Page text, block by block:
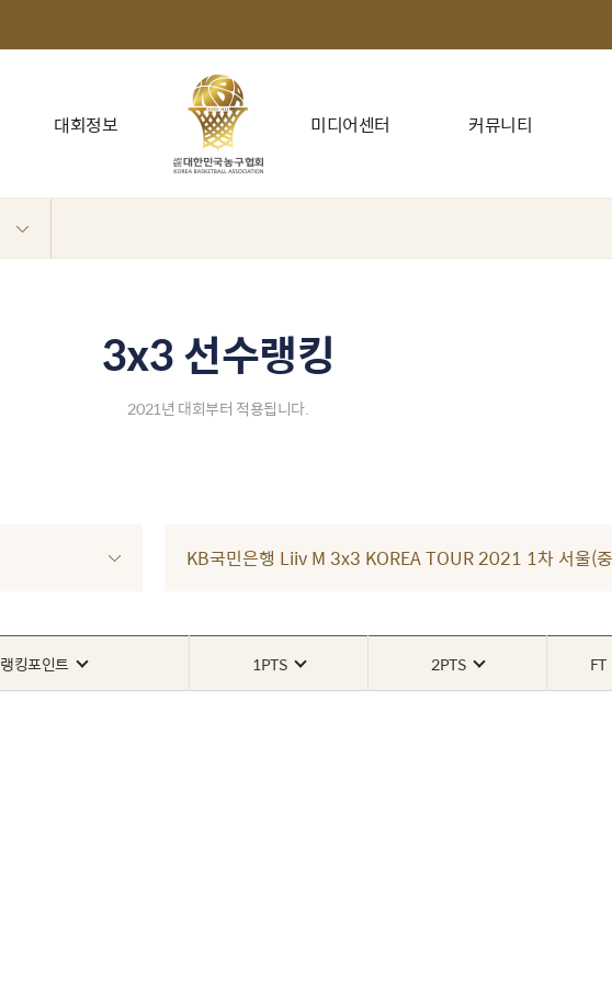
대회정보 미디어센터 커뮤니티
3x3 선수랭킹
2021년 대회부터 적용됩니다.
KB국민은행 Liiv M 3x3 KOREA TOUR 2021 1차 서울(
랭킹포인트 1PTS 2PTS FT